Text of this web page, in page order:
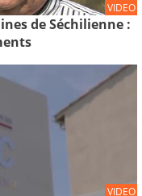
VIDEO
de Séchilienne :
VIDEO